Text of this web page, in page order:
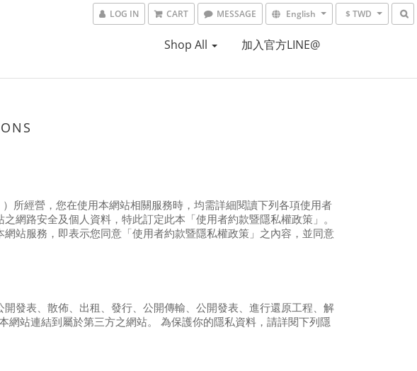
LOG IN CART MESSAGE English $ TWD
Shop All 加入官方LINE@
所經營，您在使用本網站相關服務時，均需詳細閱讀下列各項使用者
網路安全及個人資料，特此訂定此本「使用者約款暨隱私權政策」。
站服務，即表示您同意「使用者約款暨隱私權政策」之內容，並同意
發表、散佈、出租、發行、公開傳輸、公開發表、進行還原工程、解
網站連結到屬於第三方之網站。 為保護你的隱私資料，請詳閱下列隱